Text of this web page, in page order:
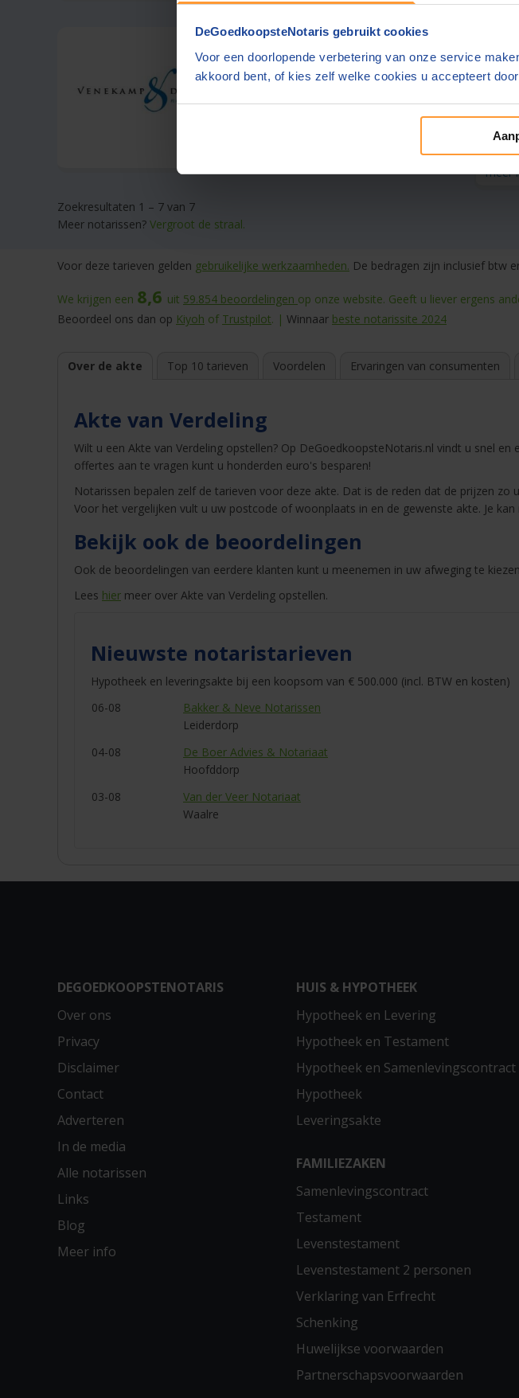
DeGoedkoopsteNotaris gebruikt cookies
Voor een doorlopende verbetering van onze service
akkoord bent, of kies zelf welke cookies u accepteert
Venekamp & Daams Notarissen
Papendrecht (+20 km)
Offerte gemiddeld binnen 2 werkdagen
meer
Zoekresultaten 1 – 7 van 7
Meer notarissen? Vergroot de straal.
Voor deze tarieven gelden gebruikelijke werkzaamheden. De bedragen zijn inclusief btw
We krijgen een 8,6 uit 59.854 beoordelingen op onze website. Geeft u liever ergens
Beoordeel ons dan op Kiyoh of Trustpilot. | Winnaar beste notarissite 2024
Over de akte
Akte van Verdeling
Wilt u een Akte van Verdeling opstellen? Op DeGoedkoopsteNotaris.nl vindt u snel
offertes aan te vragen kunt u honderden euro's besparen!
Notarissen bepalen zelf de tarieven voor deze akte. Dat is de reden dat de prijzen
Voor het vergelijken vult u uw postcode of woonplaats in en de gewenste akte. Je
Bekijk ook de beoordelingen
Ook de beoordelingen van eerdere klanten kunt u meenemen in uw afweging te
Lees hier meer over Akte van Verdeling opstellen.
Nieuwste notaristarieven
Hypotheek en leveringsakte bij een koopsom van € 500.000 (incl. BTW en kosten)
06-08
Bakker & Neve Notarissen
Leiderdorp
04-08
De Boer Advies & Notariaat
Hoofddorp
03-08
Van der Veer Notariaat
Waalre
Top 10 tarieven Voordelen Ervaringen van consumenten
DEGOEDKOOPSTENOTARIS
Over ons
Privacy
Disclaimer
Contact
Adverteren
In de media
Alle notarissen
Links
Blog
Meer info
HUIS & HYPOTHEEK
Hypotheek en Levering
Hypotheek en Testament
Hypotheek en Samenlevingscontract
Hypotheek
Leveringsakte
FAMILIEZAKEN
Samenlevingscontract
Testament
Levenstestament
Levenstestament 2 personen
Verklaring van Erfrecht
Schenking
Huwelijkse voorwaarden
Partnerschapsvoorwaarden